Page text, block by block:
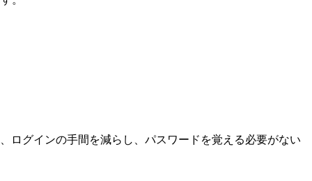
ログインの手間を減らし、パスワードを覚える必要がない